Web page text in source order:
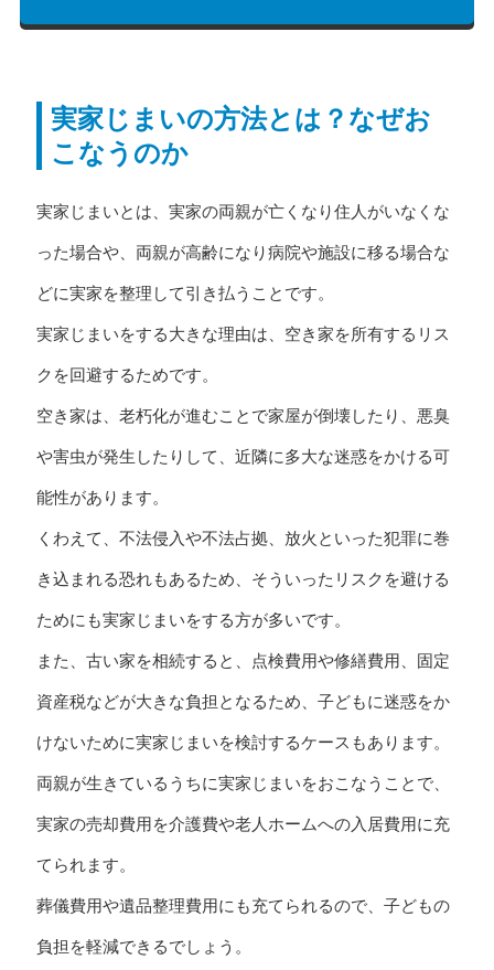
実家じまいの方法とは？なぜお
こなうのか
実家じまいとは、実家の両親が亡くなり住人がいなくな
った場合や、両親が高齢になり病院や施設に移る場合な
どに実家を整理して引き払うことです。
実家じまいをする大きな理由は、空き家を所有するリス
クを回避するためです。
空き家は、老朽化が進むことで家屋が倒壊したり、悪臭
や害虫が発生したりして、近隣に多大な迷惑をかける可
能性があります。
くわえて、不法侵入や不法占拠、放火といった犯罪に巻
き込まれる恐れもあるため、そういったリスクを避ける
ためにも実家じまいをする方が多いです。
また、古い家を相続すると、点検費用や修繕費用、固定
資産税などが大きな負担となるため、子どもに迷惑をか
けないために実家じまいを検討するケースもあります。
両親が生きているうちに実家じまいをおこなうことで、
実家の売却費用を介護費や老人ホームへの入居費用に充
てられます。
葬儀費用や遺品整理費用にも充てられるので、子どもの
負担を軽減できるでしょう。